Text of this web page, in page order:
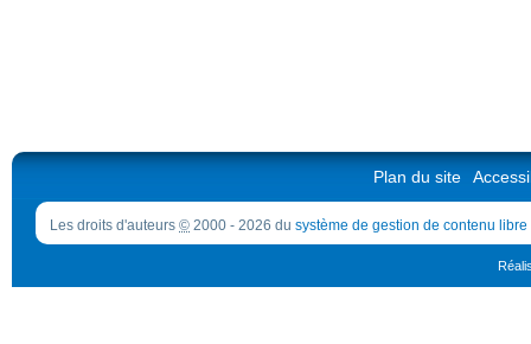
Plan du site
Les droits d'auteurs © 2000 - 2026 du système de gestion de contenu libre